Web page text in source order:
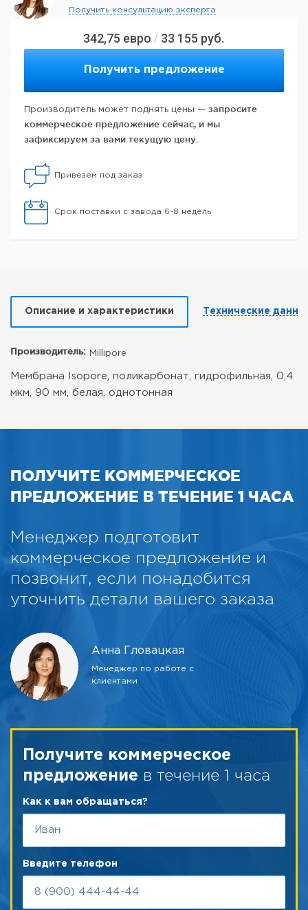
342,75 евро / 33 155 руб.
Получить предложение
Производитель может поднять цены — запросите
коммерческое предложение сейчас, и мы
зафиксируем за вами текущую цену.
Привезем под заказ
Срок поставки с завода 6-8 недель
Получить консультацию эксперта
Описание и характеристики Технические
Производитель: Millipore
Мембрана Isopore, поликарбонат, гидрофильная, 0,4
мкм, 90 мм, белая, однотонная
ПОЛУЧИТЕ КОММЕРЧЕСКОЕ
ПРЕДЛОЖЕНИЕ В ТЕЧЕНИЕ 1 ЧАСА
Менеджер подготовит
коммерческое предложение и
позвонит, если понадобится
уточнить детали вашего заказа
Анна Гловацкая
Менеджер по работе с
клиентами
Получите коммерческое
предложение в течение 1 часа
Как к вам обращаться?
Введите телефон